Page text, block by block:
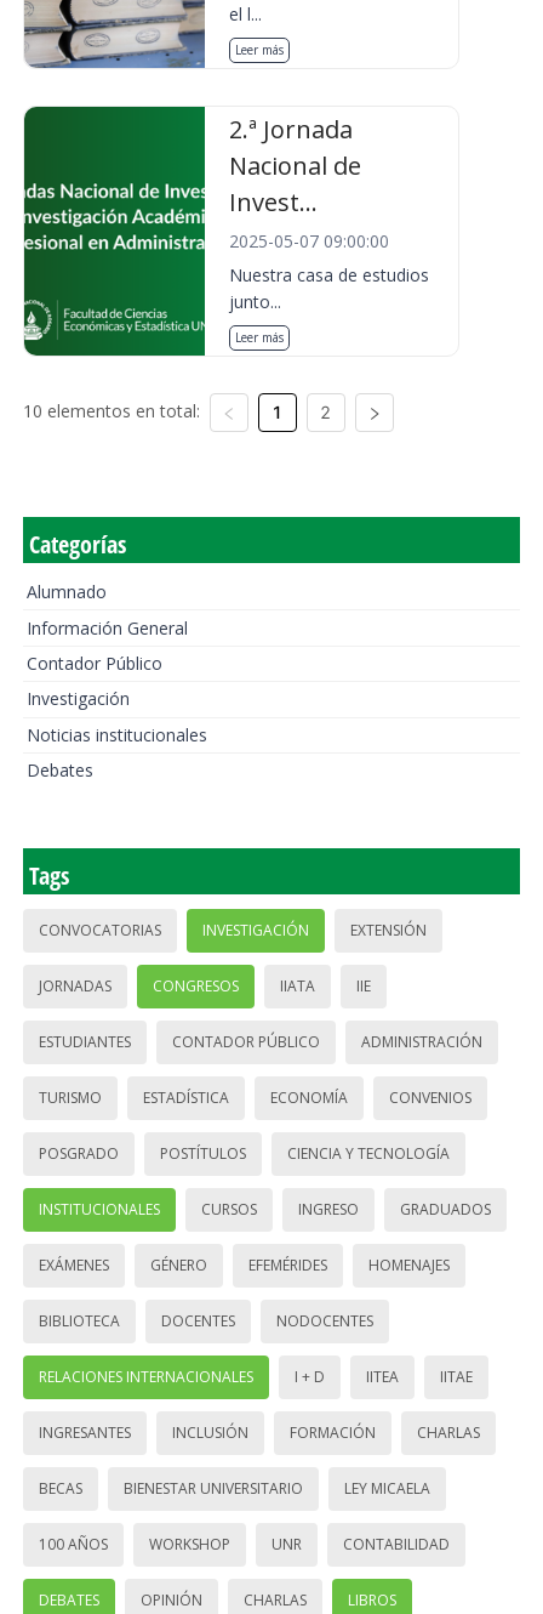
el l...
Leer más
2.ª Jornada
Nacional de
Invest...
2025-05-07 09:00:00
Nuestra casa de estudios
junto...
Leer más
10 elementos en total: 1 2
Categorías
Alumnado
Información General
Contador Público
Investigación
Noticias institucionales
Debates
Tags
CONVOCATORIAS INVESTIGACIÓN EXTENSIÓN
JORNADAS CONGRESOS IIATA IIE
ESTUDIANTES CONTADOR PÚBLICO ADMINISTRACIÓN
TURISMO ESTADÍSTICA ECONOMÍA CONVENIOS
POSGRADO POSTÍTULOS CIENCIA Y TECNOLOGÍA
INSTITUCIONALES CURSOS INGRESO GRADUADOS
EXÁMENES GÉNERO EFEMÉRIDES HOMENAJES
BIBLIOTECA DOCENTES NODOCENTES
RELACIONES INTERNACIONALES I + D IITEA IITAE
INGRESANTES INCLUSIÓN FORMACIÓN CHARLAS
BECAS BIENESTAR UNIVERSITARIO LEY MICAELA
100 AÑOS WORKSHOP UNR CONTABILIDAD
DEBATES OPINIÓN CHARLAS LIBROS